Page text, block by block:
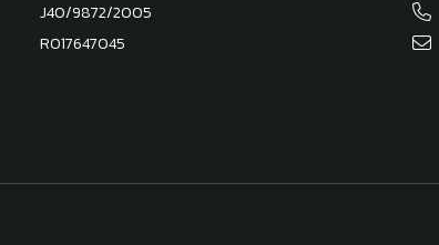
J40/9872/2005
RO17647045